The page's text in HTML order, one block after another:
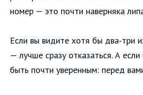
номер — это почти наверняка
Если вы видите хотя бы два‑три
— лучше сразу отказаться. А
быть почти уверенным: перед